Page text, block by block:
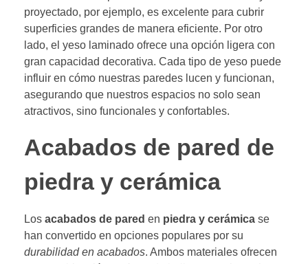
proyectado, por ejemplo, es excelente para cubrir
superficies grandes de manera eficiente. Por otro
lado, el yeso laminado ofrece una opción ligera con
gran capacidad decorativa. Cada tipo de yeso puede
influir en cómo nuestras paredes lucen y funcionan,
asegurando que nuestros espacios no solo sean
atractivos, sino funcionales y confortables.
Acabados de pared de
piedra y cerámica
Los acabados de pared en piedra y cerámica se
han convertido en opciones populares por su
durabilidad en acabados. Ambos materiales ofrecen